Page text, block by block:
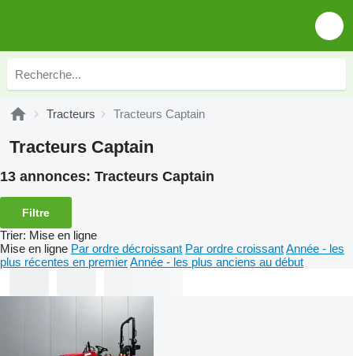
Tracteurs Tracteurs Captain
Tracteurs Captain
13 annonces: Tracteurs Captain
Filtre
Trier: Mise en ligne
Mise en ligne Par ordre décroissant Par ordre croissantAnnée - les
plus récentes en premierAnnée - les plus anciens au début